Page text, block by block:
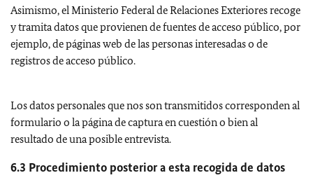
Asimismo, el Ministerio Federal de Relaciones Exteriores recoge
y tramita datos que provienen de fuentes de acceso público, por
ejemplo, de páginas web de las personas interesadas o de
registros de acceso público.
Los datos personales que nos son transmitidos corresponden al
formulario o la página de captura en cuestión o bien al
resultado de una posible entrevista.
6.3 Procedimiento posterior a esta recogida de datos